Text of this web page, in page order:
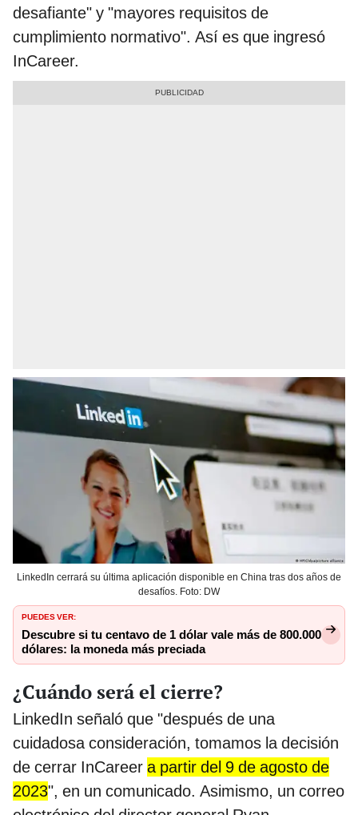
desafiante" y "mayores requisitos de
cumplimiento normativo". Así es que ingresó
InCareer.
LinkedIn cerrará su última aplicación disponible en China tras dos años de
desafíos. Foto: DW
PUEDES VER:
Descubre si tu centavo de 1 dólar vale más de 800.000
dólares: la moneda más preciada
¿Cuándo será el cierre?
LinkedIn señaló que "después de una
cuidadosa consideración, tomamos la decisión
de cerrar InCareer a partir del 9 de agosto de
2023", en un comunicado. Asimismo, un correo